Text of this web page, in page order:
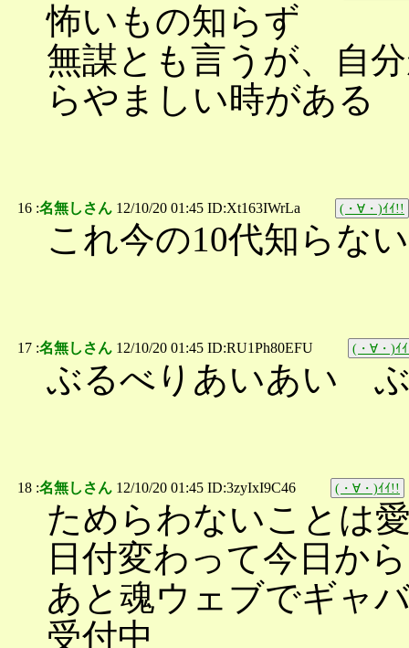
怖いもの知らず
無謀とも言うが、自
らやましい時がある
16 :名無しさん 12/10/20 01:45 ID:Xt163IWrLa (・∀・)ｲｲ!!
これ今の10代知らな
17 :名無しさん 12/10/20 01:45 ID:RU1Ph80EFU (・∀・)ｲ
ぶるべりあいあい
18 :名無しさん 12/10/20 01:45 ID:3zyIxI9C46 (・∀・)ｲｲ!!
ためらわないことは
日付変わって今日か
あと魂ウェブでギャ
受付中